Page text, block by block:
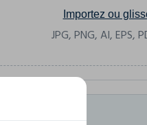
Importez ou
JPG, PNG, AI, EPS,